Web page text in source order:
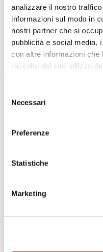
analizzare il nostro
informazioni sul modo in
nostri partner che si
pubblicità e social media,
con altre informazioni che
raccolto dal suo utilizzo
Necessari
Preferenze
Statistiche
Marketing